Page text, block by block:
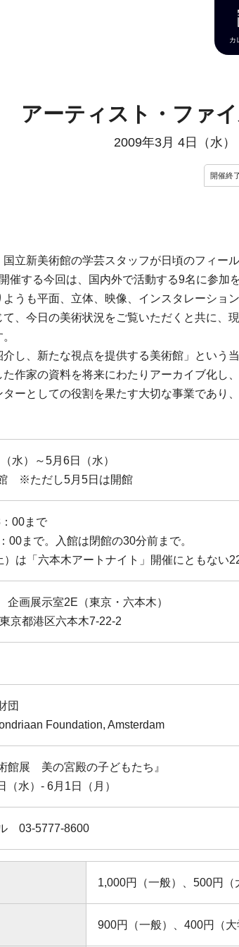
カ
アーティスト・ファ
2009年3月 4日（水）
開催終
国立新美術館の学芸スタッフが日頃のフィ
催する今回は、国内外で活動する9名に参
うも平面、立体、映像、インスタレーシ
、今日の美術状況をご覧いただくと共に
し、新たな視点を提供する美術館」とい
作家の資料を将来にわたりアーカイブ化
ーとしての役割を果たす大切な事業であ
水）～5月6日（水）
※ただし5月5日は開館
00まで
00まで。入館は閉館の30分前まで。
は「六本木アートナイト」開催にともない
画展示室2E（東京・六本木）
京都港区六本木7-22-2
団
Foundation, Amsterdam
館展 美の宮殿の子どもたち』
（水）- 6月1日（月）
03-5777-8600
1,000円（一般）、500円（
900円（一般）、400円（大